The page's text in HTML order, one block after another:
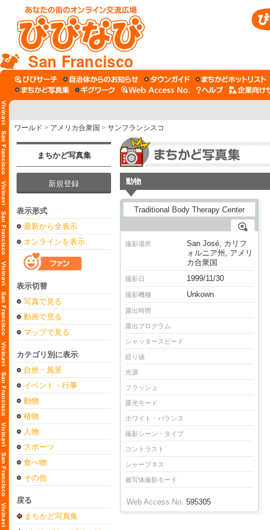
San Francisco
ワールド > アメリカ合衆国 > サンフランシスコ
まちかど写真集
新規登録
表示形式
最新から全表示
オンラインを表示
表示切替
写真で見る
動画で見る
マップで見る
カテゴリ別に表示
自然・風景
イベント・行事
動物
植物
人物
スポーツ
食べ物
その他
戻る
まちかど写真集
動物
撮影場所
San José, カリフ
ォルニア州, アメリ
カ合衆国
撮影日 1999/11/30
撮影機種 Unkown
露出時間
露出プログラム
シャッタースピード
絞り値
光源
フラッシュ
露光モード
ホワイト・バランス
撮影シーン・タイプ
コントラスト
シャープネス
被写体撮影モード
Web Access No. 595305